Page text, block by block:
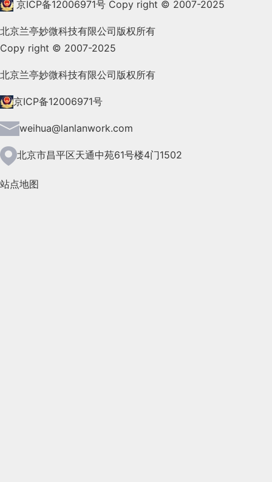
2021年9月(153)
2021年8月(147)
2021年7月(149)
2021年6月(157)
2021年5月(124)
京ICP备12006971号 Copy right © 2007-2025
北京兰亭妙微科技有限公司版权所有
Copy right © 2007-2025
北京兰亭妙微科技有限公司版权所有
京ICP备12006971号
weihua@lanlanwork.com
北京市昌平区天通中苑61号楼4门1502
站点地图